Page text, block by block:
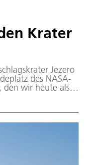
Kra­ter
Jezero
des NASA-
den wir heute als
Einzelaufnahmen
der